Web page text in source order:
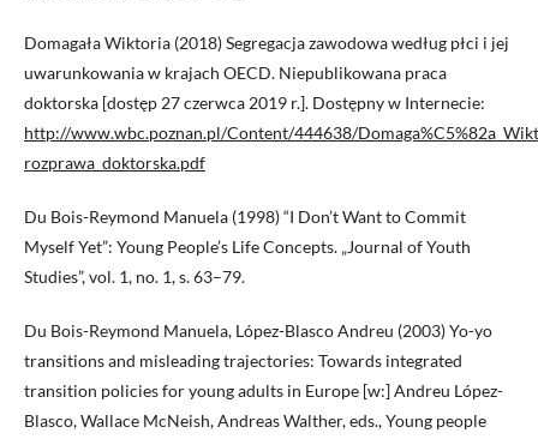
Domagała Wiktoria (2018) Segregacja zawodowa według płci i jej
uwarunkowania w krajach OECD. Niepublikowana praca
doktorska [dostęp 27 czerwca 2019 r.]. Dostępny w Internecie:
http://www.wbc.poznan.pl/Content/444638/
rozprawa_doktorska.pdf
Du Bois-Reymond Manuela (1998) “I Don’t Want to Commit
Myself Yet”: Young People’s Life Concepts. „Journal of Youth
Studies”, vol. 1, no. 1, s. 63–79.
Du Bois-Reymond Manuela, López-Blasco Andreu (2003) Yo-yo
transitions and misleading trajectories: Towards integrated
transition policies for young adults in Europe [w:] Andreu López-
Blasco, Wallace McNeish, Andreas Walther, eds., Young people